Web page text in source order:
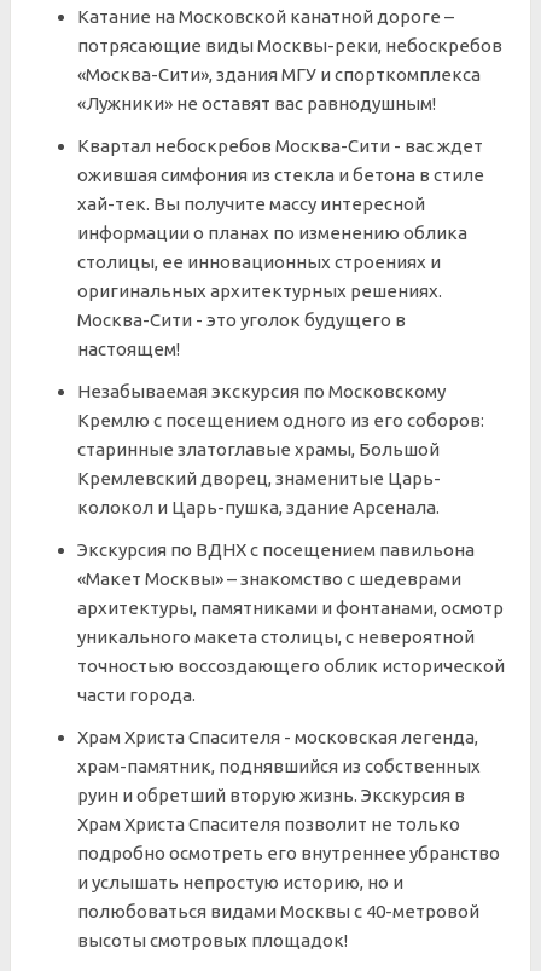
Катание на Московской канатной дороге –
потрясающие виды Москвы-реки, небоскребов
«Москва-Сити», здания МГУ и спорткомплекса
«Лужники» не оставят вас равнодушным!
Квартал небоскребов Москва-Сити - вас ждет
ожившая симфония из стекла и бетона в стиле
хай-тек. Вы получите массу интересной
информации о планах по изменению облика
столицы, ее инновационных строениях и
оригинальных архитектурных решениях.
Москва-Сити - это уголок будущего в
настоящем!
Незабываемая экскурсия по Московскому
Кремлю с посещением одного из его соборов:
старинные златоглавые храмы, Большой
Кремлевский дворец, знаменитые Царь-
колокол и Царь-пушка, здание Арсенала.
Экскурсия по ВДНХ с посещением павильона
«Макет Москвы» – знакомство с шедеврами
архитектуры, памятниками и фонтанами, осмотр
уникального макета столицы, с невероятной
точностью воссоздающего облик исторической
части города.
Храм Христа Спасителя - московская легенда,
храм-памятник, поднявшийся из собственных
руин и обретший вторую жизнь. Экскурсия в
Храм Христа Спасителя позволит не только
подробно осмотреть его внутреннее убранство
и услышать непростую историю, но и
полюбоваться видами Москвы с 40-метровой
высоты смотровых площадок!